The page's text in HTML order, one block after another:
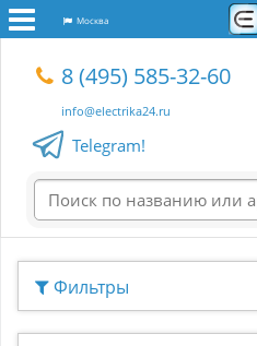
Москва
8 (495) 585-32-60
info@electrika24.ru
Telegram!
Фильтры